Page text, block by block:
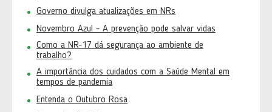
Governo divulga atualizações em NRs
Novembro Azul - A prevenção pode salvar vidas
Como a NR-17 dá segurança ao ambiente de
trabalho?
A importância dos cuidados com a Saúde Mental em
tempos de pandemia
Entenda o Outubro Rosa